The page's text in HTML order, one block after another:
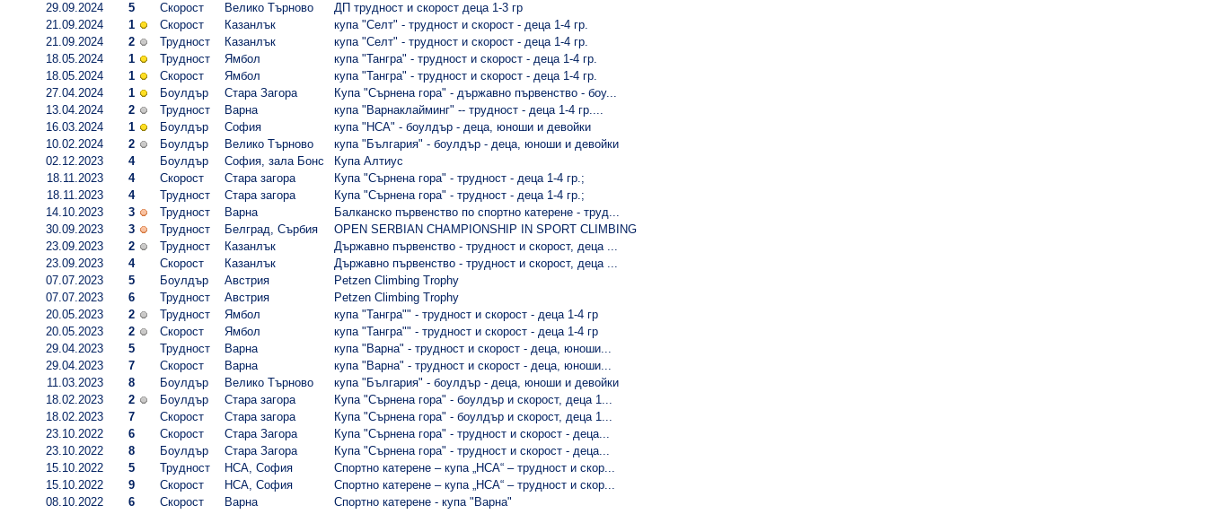
29.09.2024
5 Скорост Велико Търново
ДП трудност и скорост деца 1-3 гр
21.09.2024
1 Скорост Казанлък
купа "Селт" - трудност и скорост - деца 1-4 гр.
21.09.2024
2 Трудност Казанлък
купа "Селт" - трудност и скорост - деца 1-4 гр.
18.05.2024
1 Трудност Ямбол
купа "Тангра" - трудност и скорост - деца 1-4 гр.
18.05.2024
1 Скорост Ямбол
купа "Тангра" - трудност и скорост - деца 1-4 гр.
27.04.2024
1 Боулдър Стара Загора
Купа "Сърнена гора" - държавно първенство - боу...
13.04.2024
2 Трудност Варна
купа "Варнаклайминг" -- трудност - деца 1-4 гр....
16.03.2024
1 Боулдър София
купа "НСА" - боулдър - деца, юноши и девойки
10.02.2024
2 Боулдър Велико Търново
купа "България" - боулдър - деца, юноши и девойки
02.12.2023
4 Боулдър София, зала Бонс
Купа Алтиус
18.11.2023
4 Скорост Стара загора
Купа "Сърнена гора" - трудност - деца 1-4 гр.;
18.11.2023
4 Трудност Стара загора
Купа "Сърнена гора" - трудност - деца 1-4 гр.;
14.10.2023
3 Трудност Варна
Балканско първенство по спортно катерене - труд...
30.09.2023
3 Трудност Белград, Сърбия
OPEN SERBIAN CHAMPIONSHIP IN SPORT CLIMBING
23.09.2023
2 Трудност Казанлък
Държавно първенство - трудност и скорост, деца ...
23.09.2023
4 Скорост Казанлък
Държавно първенство - трудност и скорост, деца ...
07.07.2023
5 Боулдър Австрия
Petzen Climbing Trophy
07.07.2023
6 Трудност Австрия
Petzen Climbing Trophy
20.05.2023
2 Трудност Ямбол
купа "Тангра"" - трудност и скорост - деца 1-4 гр
20.05.2023
2 Скорост Ямбол
купа "Тангра"" - трудност и скорост - деца 1-4 гр
29.04.2023
5 Трудност Варна
купа "Варна" - трудност и скорост - деца, юноши...
29.04.2023
7 Скорост Варна
купа "Варна" - трудност и скорост - деца, юноши...
11.03.2023
8 Боулдър Велико Търново
купа "България" - боулдър - деца, юноши и девойки
18.02.2023
2 Боулдър Стара загора
Купа "Сърнена гора" - боулдър и скорост, деца 1...
18.02.2023
7 Скорост Стара загора
Купа "Сърнена гора" - боулдър и скорост, деца 1...
23.10.2022
6 Скорост Стара Загора
Купа "Сърнена гора" - трудност и скорост - деца...
23.10.2022
8 Боулдър Стара Загора
Купа "Сърнена гора" - трудност и скорост - деца...
15.10.2022
5 Трудност НСА, София
Спортно катерене – купа „НСА“ – трудност и скор...
15.10.2022
9 Скорост НСА, София
Спортно катерене – купа „НСА“ – трудност и скор...
08.10.2022
6 Скорост Варна
Спортно катерене - купа "Варна"